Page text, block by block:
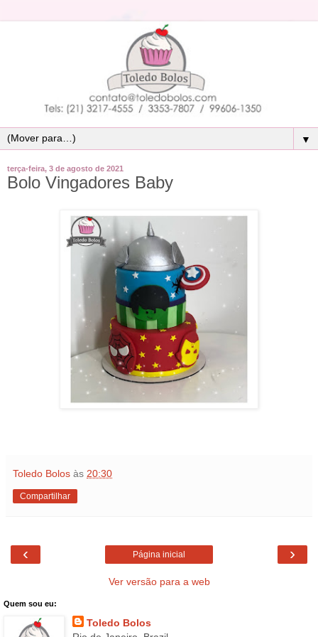
▼
terça-feira, 3 de agosto de 2021
Bolo Vingadores Baby
Toledo Bolos às 20:30
Compartilhar
‹ ›
Página inicial
Ver versão para a web
Quem sou eu:
Toledo Bolos